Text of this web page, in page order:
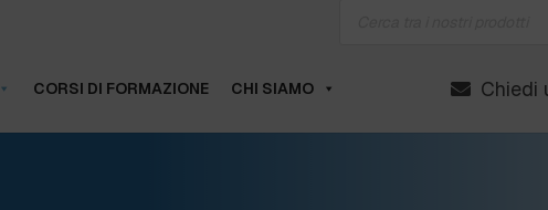
CORSI DI FORMAZIONE CHI SIAMO Chiedi